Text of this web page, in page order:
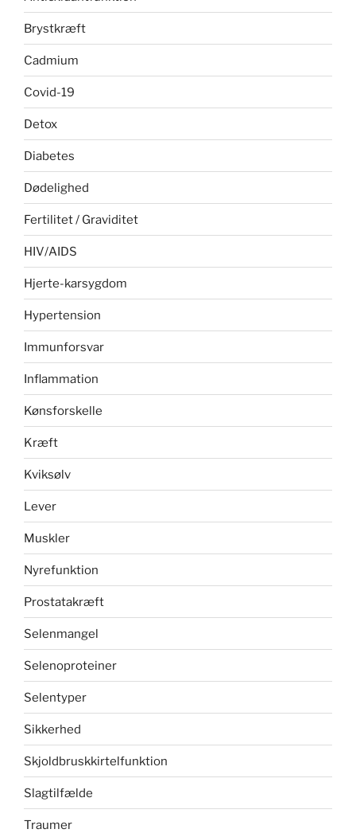
Brystkræft
Cadmium
Covid-19
Detox
Diabetes
Dødelighed
Fertilitet / Graviditet
HIV/AIDS
Hjerte-karsygdom
Hypertension
Immunforsvar
Inflammation
Kønsforskelle
Kræft
Kviksølv
Lever
Muskler
Nyrefunktion
Prostatakræft
Selenmangel
Selenoproteiner
Selentyper
Sikkerhed
Skjoldbruskkirtelfunktion
Slagtilfælde
Traumer